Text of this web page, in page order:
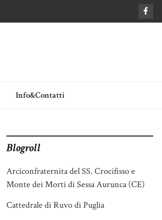
Info&Contatti
Blogroll
Arciconfraternita del SS. Crocifisso e
Monte dei Morti di Sessa Aurunca (CE)
Cattedrale di Ruvo di Puglia